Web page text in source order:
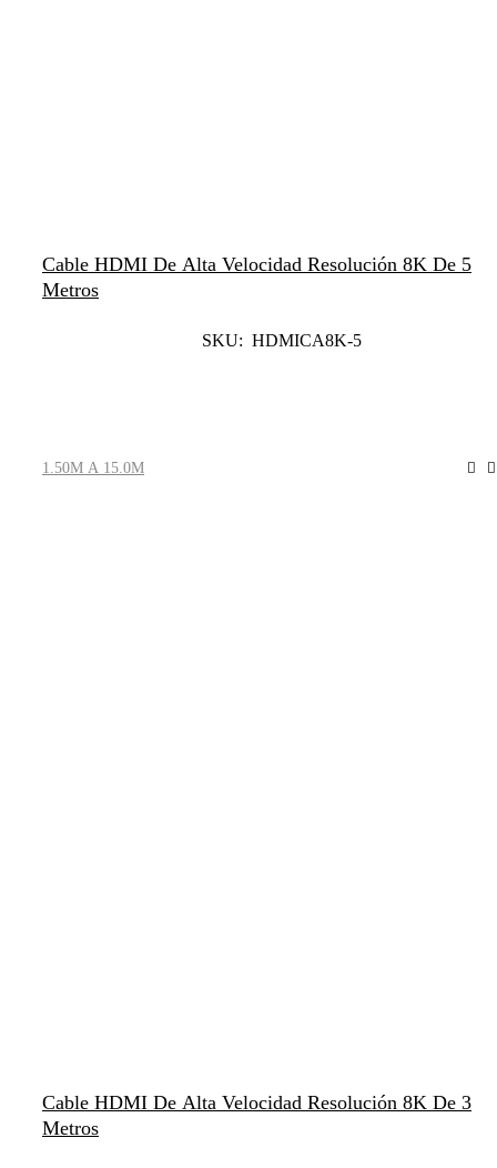
Cable HDMI De Alta Velocidad Resolución 8K De 5
Metros
SKU: HDMICA8K-5
1.50M A 15.0M
Cable HDMI De Alta Velocidad Resolución 8K De 3
Metros